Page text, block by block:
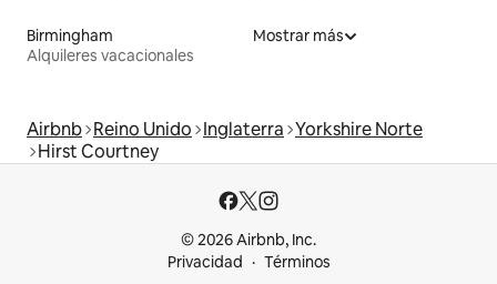
Birmingham
Alquileres vacacionales
Mostrar más
Airbnb Reino Unido Inglaterra Yorkshire Norte
Hirst Courtney
© 2026 Airbnb, Inc.
Privacidad
Términos